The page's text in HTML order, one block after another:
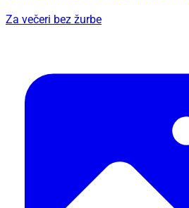
Za večeri bez žurbe